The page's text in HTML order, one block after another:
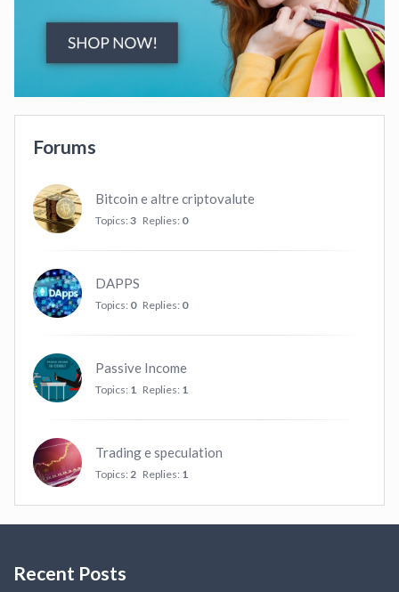
Forums
Bitcoin e altre criptovalute
Topics: 3 Replies: 0
DAPPS
Topics: 0 Replies: 0
Passive Income
Topics: 1 Replies: 1
Trading e speculation
Topics: 2 Replies: 1
Recent Posts